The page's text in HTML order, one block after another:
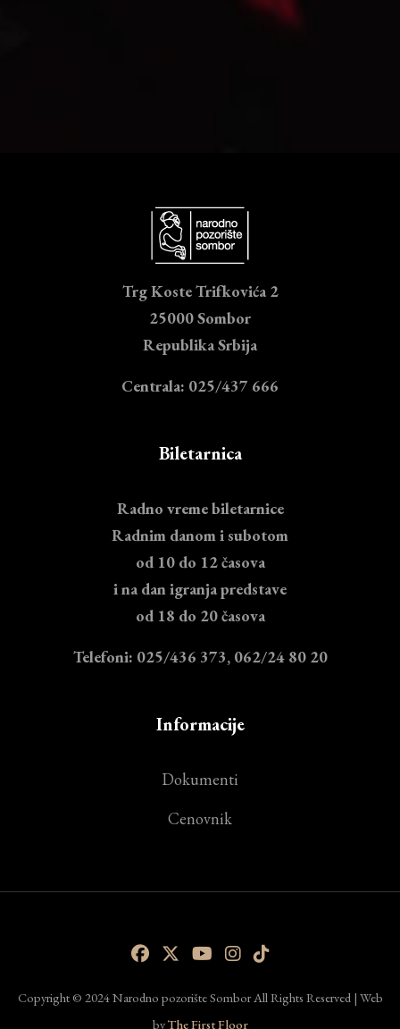
Trg Koste Trifkovića 2
25000 Sombor
Republika Srbija
Centrala: 025/437 666
Biletarnica
Radno vreme biletarnice
Radnim danom i subotom
od 10 do 12 časova
i na dan igranja predstave
od 18 do 20 časova
Telefoni: 025/436 373, 062/24 80 20
Informacije
Dokumenti
Cenovnik
Copyright © 2024 Narodno pozorište Sombor All Rights Reserved | Web
byThe First Floor